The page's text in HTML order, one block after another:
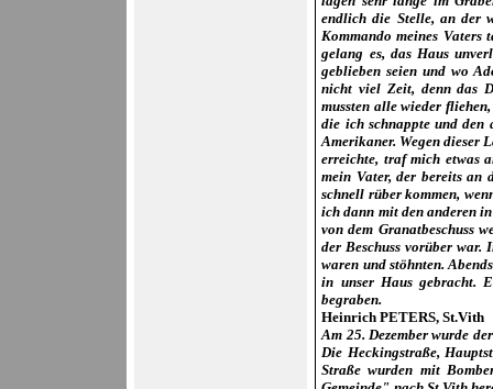
endlich die Stelle, an der
Kommando meines Vaters
gelang es, das Haus
geblieben seien und wo
nicht viel Zeit, denn das
mussten alle wieder
die ich schnappte und den
Amerikaner. Wegen dieser
erreichte, traf mich etwas
mein Vater, der bereits an
schnell rüber kommen,
ich dann mit den anderen
von dem Granatbeschuss
der Beschuss vorüber war.
waren und stöhnten.
in unser Haus gebracht.
begraben.
Heinrich PETERS, St.Vith
Am 25. Dezember wurde
Die Heckingstraße,
Straße wurden mit